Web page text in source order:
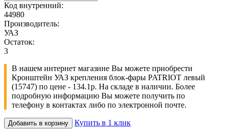
Код внутренний:
44980
Производитель:
УАЗ
Остаток:
3
В нашем интернет магазине Вы можете приобрести
Кронштейн УАЗ крепления блок-фары PATRIOT левый
(15747) по цене - 134.1р. На складе в наличии. Более
подробную информацию Вы можете получить по
телефону в контактах либо по электронной почте.
Добавить в корзину Купить в 1 клик